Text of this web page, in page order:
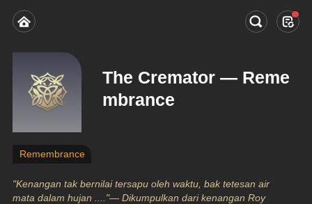
The Cremator — Reme
mbrance
Remembrance
"Kenangan tak bernilai tersapu oleh waktu, bak tetesan air
mata dalam hujan ...."— Dikumpulkan dari kenangan Roy